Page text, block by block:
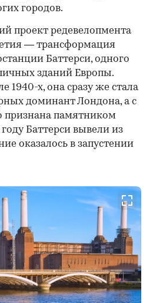
городов.
проект редевелопмента
— трансформация
Баттерси, одного
зданий Европы.
1940-х, она сразу же стала
доминант Лондона, а с
признана памятником
Баттерси вывели из
оказалось в запустении